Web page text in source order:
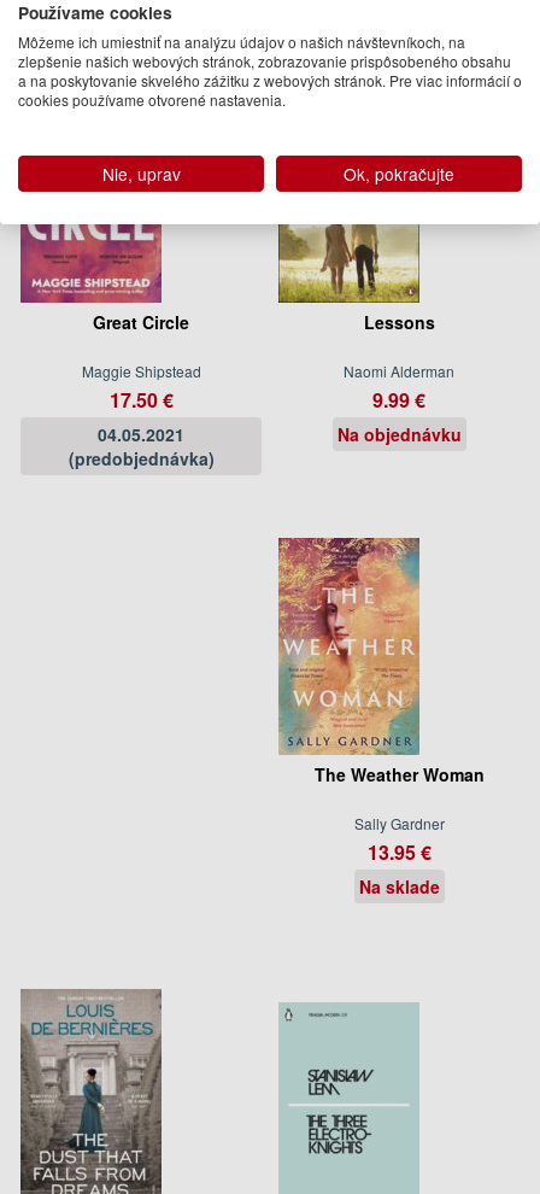
Great Circle
Maggie Shipstead
17.50 €
04.05.2021
(predobjednávka)
Lessons
Naomi Alderman
9.99 €
Na objednávku
The Weather Woman
Sally Gardner
13.95 €
Na sklade
Používame cookies
Môžeme ich umiestniť na analýzu údajov o našich návštevníkoch, na
zlepšenie našich webových stránok, zobrazovanie prispôsobeného obsahu
a na poskytovanie skvelého zážitku z webových stránok. Pre viac informácií o
cookies používame otvorené nastavenia.
Nie, uprav Ok, pokračujte